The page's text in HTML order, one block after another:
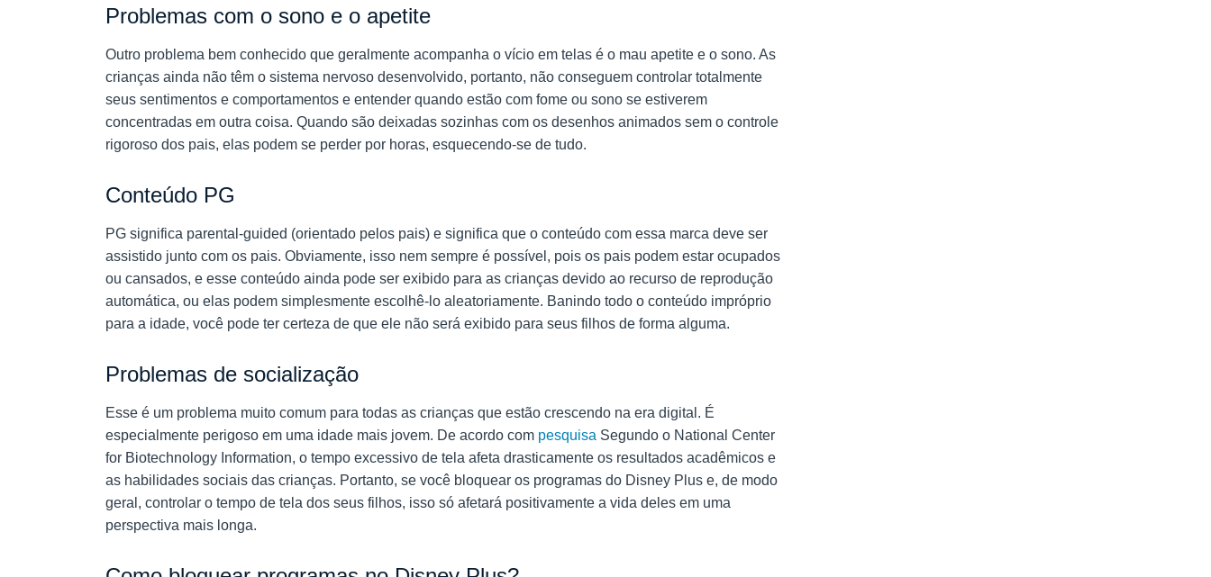
Problemas com o sono e o apetite
Outro problema bem conhecido que geralmente acompanha o vício em telas é o mau apetite e o sono. As
crianças ainda não têm o sistema nervoso desenvolvido, portanto, não conseguem controlar totalmente
seus sentimentos e comportamentos e entender quando estão com fome ou sono se estiverem
concentradas em outra coisa. Quando são deixadas sozinhas com os desenhos animados sem o controle
rigoroso dos pais, elas podem se perder por horas, esquecendo-se de tudo.
Conteúdo PG
PG significa parental-guided (orientado pelos pais) e significa que o conteúdo com essa marca deve ser
assistido junto com os pais. Obviamente, isso nem sempre é possível, pois os pais podem estar ocupados
ou cansados, e esse conteúdo ainda pode ser exibido para as crianças devido ao recurso de reprodução
automática, ou elas podem simplesmente escolhê-lo aleatoriamente. Banindo todo o conteúdo impróprio
para a idade, você pode ter certeza de que ele não será exibido para seus filhos de forma alguma.
Problemas de socialização
Esse é um problema muito comum para todas as crianças que estão crescendo na era digital. É
especialmente perigoso em uma idade mais jovem. De acordo com pesquisa Segundo o National Center
for Biotechnology Information, o tempo excessivo de tela afeta drasticamente os resultados acadêmicos e
as habilidades sociais das crianças. Portanto, se você bloquear os programas do Disney Plus e, de modo
geral, controlar o tempo de tela dos seus filhos, isso só afetará positivamente a vida deles em uma
perspectiva mais longa.